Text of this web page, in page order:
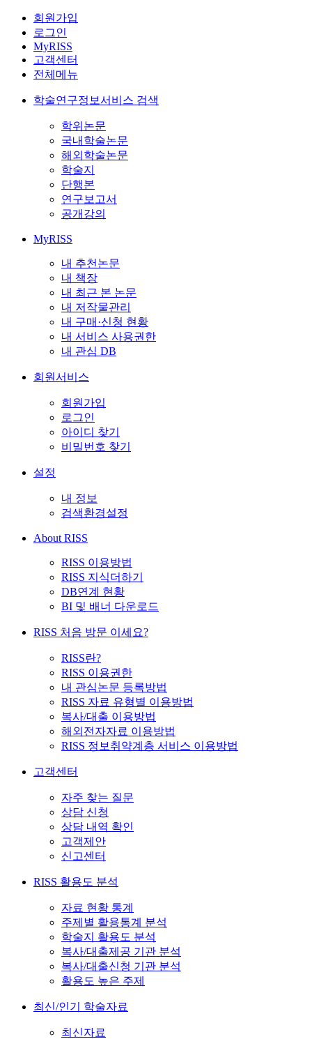
회원가입
로그인
MyRISS
고객센터
전체메뉴
학술연구정보서비스 검색
학위논문
국내학술논문
해외학술논문
학술지
단행본
연구보고서
공개강의
MyRISS
내 추천논문
내 책장
내 최근 본 논문
내 저작물관리
내 구매·신청 현황
내 서비스 사용권한
내 관심 DB
회원서비스
회원가입
로그인
아이디 찾기
비밀번호 찾기
설정
내 정보
검색환경설정
About RISS
RISS 이용방법
RISS 지식더하기
DB연계 현황
BI 및 배너 다운로드
RISS 처음 방문 이세요?
RISS란?
RISS 이용권한
내 관심논문 등록방법
RISS 자료 유형별 이용방법
복사/대출 이용방법
해외전자자료 이용방법
RISS 정보취약계층 서비스 이용방법
고객센터
자주 찾는 질문
상담 신청
상담 내역 확인
고객제안
신고센터
RISS 활용도 분석
자료 현황 통계
주제별 활용통계 분석
학술지 활용도 분석
복사/대출제공 기관 분석
복사/대출신청 기관 분석
활용도 높은 주제
최신/인기 학술자료
최신자료